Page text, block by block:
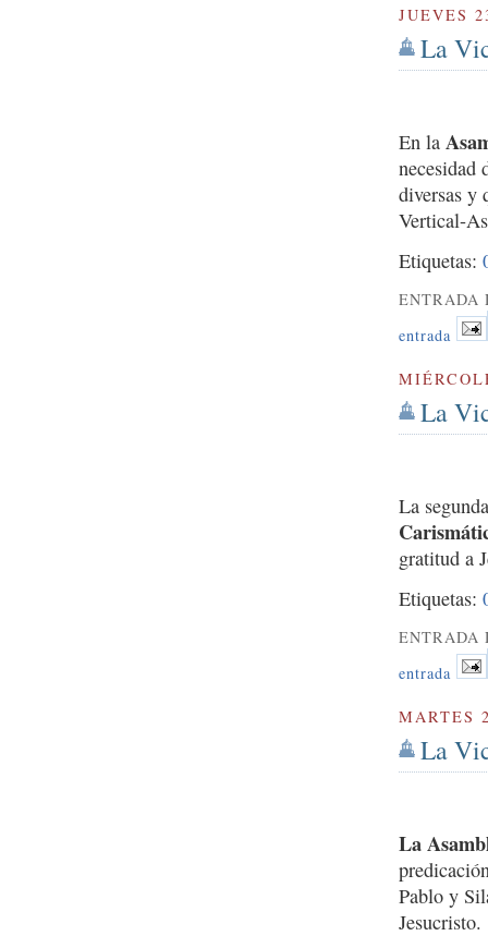
JUEVES
La
En la
necesidad
diversas y
Vertical-
Etiquetas:
ENTRADA
entrada
La
La
gratitud a
Etiquetas:
ENTRADA
entrada
MARTES
La
La
Pablo y
Jesucristo.